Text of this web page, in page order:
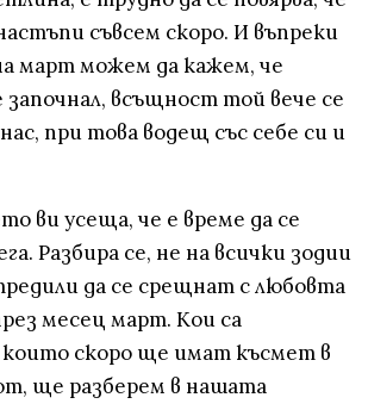
съвсем скоро. И въпреки
март можем да кажем, че
започнал, всъщност той вече се
при това водещ със себе си и
ви усеща, че е време да се
Разбира се, не на всички зодии
да се срещнат с любовта
месец март. Кои са
скоро ще имат късмет в
ще разберем в нашата